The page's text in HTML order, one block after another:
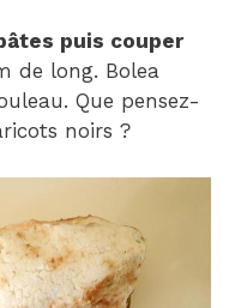
puis couper
de long. Bolea
Que pensez-
noirs ?